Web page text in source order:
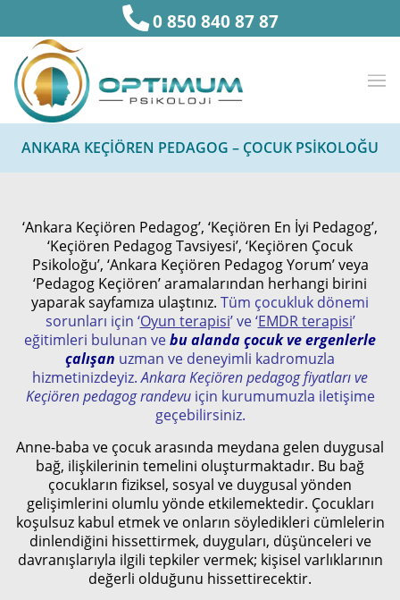
0 850 840 87 87
ANKARA KEÇIÖREN PEDAGOG – ÇOCUK PSIKOLOĞU
‘Ankara Keçiören Pedagog’, ‘Keçiören En İyi Pedagog’,
‘Keçiören Pedagog Tavsiyesi’, ‘Keçiören Çocuk
Psikoloğu’, ‘Ankara Keçiören Pedagog Yorum’ veya
‘Pedagog Keçiören’ aramalarından herhangi birini
yaparak sayfamıza ulaştınız. Tüm çocukluk dönemi
sorunları için ‘Oyun terapisi’ ve ‘EMDR terapisi’
eğitimleri bulunan vebu alanda çocuk ve ergenlerle
çalışan uzman ve deneyimli kadromuzla
hizmetinizdeyiz.Ankara Keçiören pedagog fiyatları ve
Keçiören pedagog randevu için kurumumuzla iletişime
geçebilirsiniz.
Anne-baba ve çocuk arasında meydana gelen duygusal
bağ, ilişkilerinin temelini oluşturmaktadır. Bu bağ
çocukların fiziksel, sosyal ve duygusal yönden
gelişimlerini olumlu yönde etkilemektedir. Çocukları
koşulsuz kabul etmek ve onların söyledikleri cümlelerin
dinlendiğini hissettirmek, duyguları, düşünceleri ve
davranışlarıyla ilgili tepkiler vermek; kişisel varlıklarının
değerli olduğunu hissettirecektir.